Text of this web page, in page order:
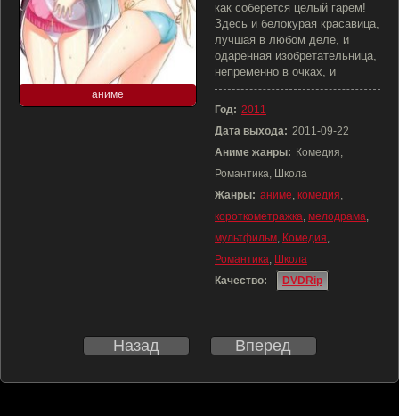
аниме
как соберется целый гарем!
Здесь и белокурая красавица,
лучшая в любом деле, и
одаренная изобретательница,
непременно в очках, и
Год: 2011
Дата выхода: 2011-09-22
Аниме жанры: Комедия,
Романтика, Школа
Жанры: аниме, комедия,
короткометражка, мелодрама,
мультфильм, Комедия,
Романтика, Школа
Качество:
DVDRip
Назад Вперед